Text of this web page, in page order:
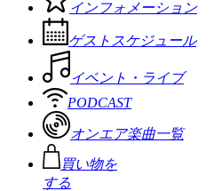
インフォメーション
ゲストスケジュール
イベント・ライブ
PODCAST
オンエア楽曲一覧
買い物を
する